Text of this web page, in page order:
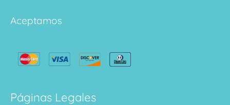
Aceptamos
Páginas Legales